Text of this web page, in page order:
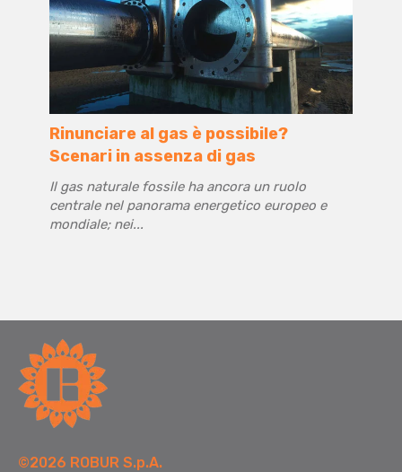
Rinunciare al gas è possibile?
Scenari in assenza di gas
Il gas naturale fossile ha ancora un ruolo
centrale nel panorama energetico europeo e
mondiale; nei...
©2026 ROBUR S.p.A.